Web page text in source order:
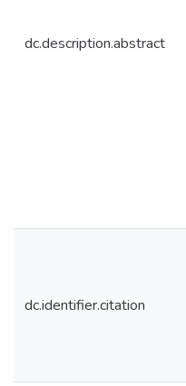
dc.description.abstract
dc.identifier.citation